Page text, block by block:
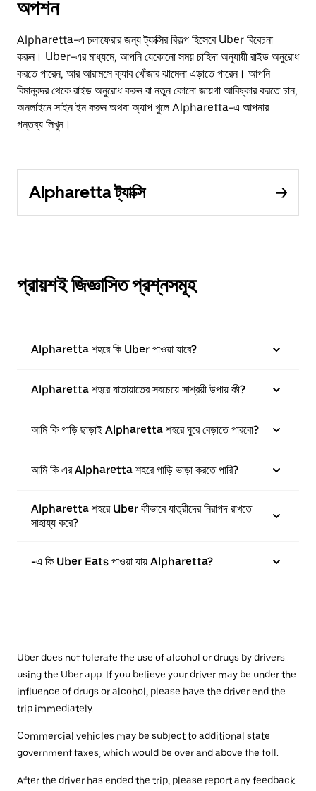
অপশন
Alpharetta-এ চলাফেরার জন্য ট্যাক্সির বিকল্প হিসেবে Uber বিবেচনা
করুন। Uber-এর মাধ্যমে, আপনি যেকোনো সময় চাহিদা অনুযায়ী রাইড অনুরোধ
করতে পারেন, আর আরামসে ক্যাব খোঁজার ঝামেলা এড়াতে পারেন। আপনি
বিমানবন্দর থেকে রাইড অনুরোধ করুন বা নতুন কোনো জায়গা আবিষ্কার করতে চান,
অনলাইনে সাইন ইন করুন অথবা অ্যাপ খুলে Alpharetta-এ আপনার
গন্তব্য লিখুন।
Alpharetta ট্যাক্সি
প্রায়শই জিজ্ঞাসিত প্রশ্নসমূহ
Alpharetta শহরে কি Uber পাওয়া যাবে?
Alpharetta শহরে যাতায়াতের সবচেয়ে সাশ্রয়ী উপায় কী?
আমি কি গাড়ি ছাড়াই Alpharetta শহরে ঘুরে বেড়াতে পারবো?
আমি কি এর Alpharetta শহরে গাড়ি ভাড়া করতে পারি?
Alpharetta শহরে Uber কীভাবে যাত্রীদের নিরাপদ রাখতে
সাহায্য করে?
-এ কি Uber Eats পাওয়া যায় Alpharetta?
Uber does not tolerate the use of alcohol or drugs by drivers
using the Uber app. If you believe your driver may be under the
influence of drugs or alcohol, please have the driver end the
trip immediately.
Commercial vehicles may be subject to additional state
government taxes, which would be over and above the toll.
After the driver has ended the trip, please report any feedback